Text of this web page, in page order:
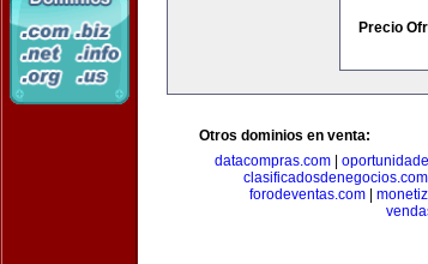
Precio
Otros dominios en venta:
datacompras.com
clasificadosdenegocios.com
forodeventas.com|